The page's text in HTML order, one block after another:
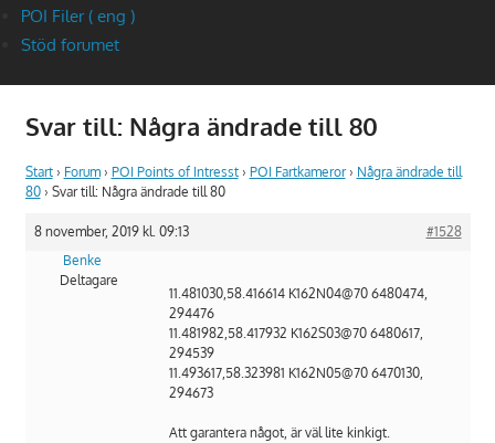
POI Filer ( eng )
Stöd forumet
Svar till: Några ändrade till 80
Start › Forum › POI Points of Intresst › POI Fartkameror › Några ändrade till
80 › Svar till: Några ändrade till 80
8 november, 2019 kl. 09:13
#1528
Benke
Deltagare
11.481030,58.416614 K162N04@70 6480474,
294476
11.481982,58.417932 K162S03@70 6480617,
294539
11.493617,58.323981 K162N05@70 6470130,
294673
Att garantera något, är väl lite kinkigt.